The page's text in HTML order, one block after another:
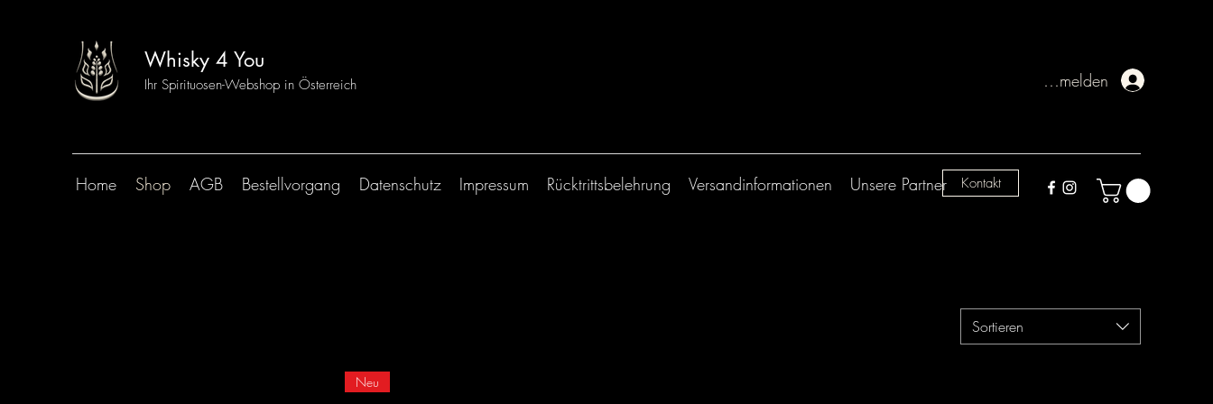
Whisky 4 You
Ihr Spirituosen-Webshop in Österreich Anmelden
Home Shop AGB Bestellvorgang Datenschutz Impressum Rücktrittsbelehrung Versandinformationen Unsere Partner Kontakt
Sortieren
Neu